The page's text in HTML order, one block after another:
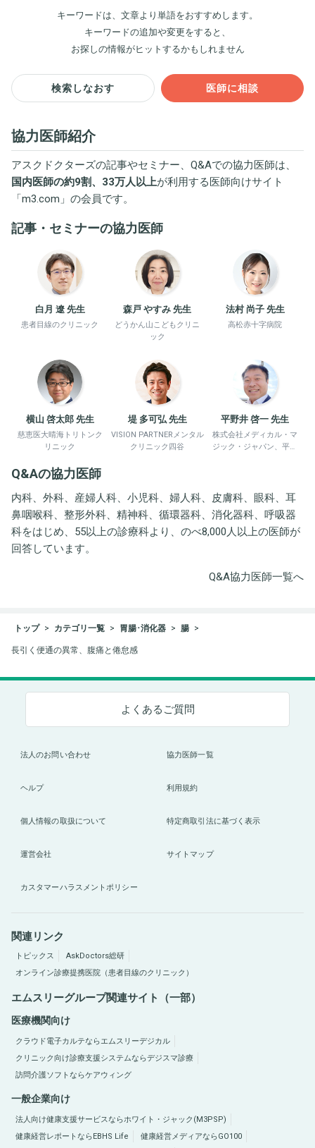
キーワードは、文章より単語をおすすめします。
キーワードの追加や変更をすると、
お探しの情報がヒットするかもしれません
検索しなおす 医師に相談
協力医師紹介
アスクドクターズの記事やセミナー、Q&Aでの協力医師は、
国内医師の約9割、33万人以上が利用する医師向けサイト
「m3.com 」の会員です。
記事・セミナーの協力医師
白月 遼 先生
患者目線のクリニック
森戸 やすみ 先生
どうかん山こどもクリニ
ック
法村 尚子 先生
高松赤十字病院
横山 啓太郎 先生
慈恵医大晴海トリトンク
リニック
堤 多可弘 先生
VISION PARTNERメンタル
クリニック四谷
平野井 啓一 先生
株式会社メディカル・マ
ジック・ジャパン、平野
Q&Aの協力医師
内科、外科、産婦人科、小児科、婦人科、皮膚科、眼科、耳
鼻咽喉科、整形外科、精神科、循環器科、消化器科、呼吸器
科をはじめ、55以上の診療科より、のべ8,000人以上の医師が
回答しています。
Q&A協力医師一覧へ
トップ カテゴリ一覧 胃腸･消化器 腸
長引く便通の異常、腹痛と倦怠感
よくあるご質問
法人のお問い合わせ 協力医師一覧
ヘルプ 利用規約
個人情報の取扱について 特定商取引法に基づく表示
運営会社 サイトマップ
カスタマーハラスメントポリシー
関連リンク
トピックス
AskDoctors総研
オンライン診療提携医院（患者目線のクリニック）
エムスリーグループ関連サイト（一部）
医療機関向け
クラウド電子カルテならエムスリーデジカル
クリニック向け診療支援システムならデジスマ診療
訪問介護ソフトならケアウィング
一般企業向け
法人向け健康支援サービスならホワイト・ジャック(M3PSP)
健康経営レポートならEBHS Life
健康経営メディアならGO100